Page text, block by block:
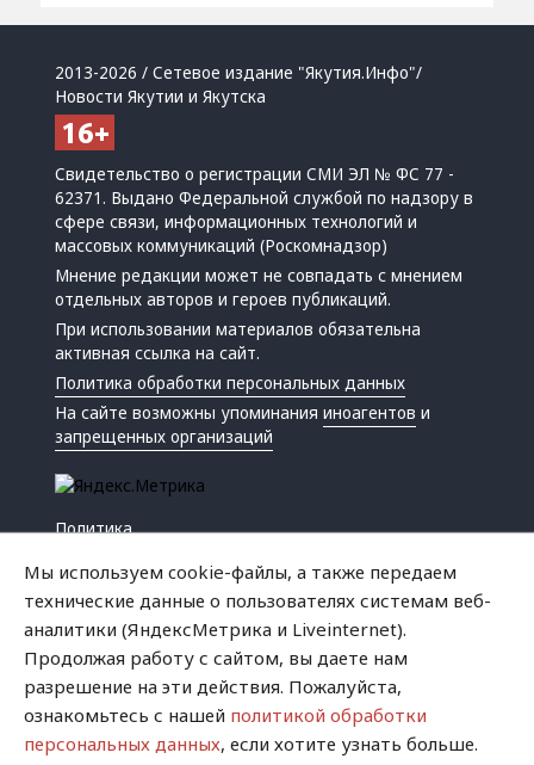
2013-2026 / Сетевое издание "Якутия.Инфо"/
Новости Якутии и Якутска
Свидетельство о регистрации СМИ ЭЛ № ФС 77 -
62371. Выдано Федеральной службой по надзору в
сфере связи, информационных технологий и
массовых коммуникаций (Роскомнадзор)
Мнение редакции может не совпадать с мнением
отдельных авторов и героев публикаций.
При использовании материалов обязательна
активная ссылка на сайт.
Политика обработки персональных данных
На сайте возможны упоминанияиноагентов и
запрещенных организаций
Политика
Успех
Мы используем cookie-файлы, а также передаем
технические данные о пользователях системам веб-
аналитики (ЯндексМетрика и Liveinternet).
Продолжая работу с сайтом, вы даете нам
разрешение на эти действия. Пожалуйста,
ознакомьтесь с нашей политикой обработки
персональных данных, если хотите узнать больше.